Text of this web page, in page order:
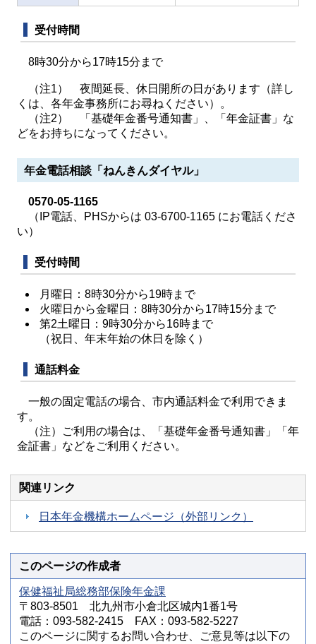
受付時間
8時30分から17時15分まで
（注1） 夜間延長、休日開所の日があります（詳し
くは、各年金事務所にお尋ねください）。
（注2） 「基礎年金番号通知書」、「年金証書」な
どをお持ちになってください。
年金電話相談「ねんきんダイヤル」
0570-05-1165
（IP電話、PHSからは 03-6700-1165 にお電話くださ
い）
受付時間
月曜日：8時30分から19時まで
火曜日から金曜日：8時30分から17時15分まで
第2土曜日：9時30分から16時まで
（祝日、年末年始の休日を除く）
通話料金
一般の固定電話の場合、市内通話料金で利用できま
す。
（注）ご利用の場合は、「基礎年金番号通知書」「年
金証書」などをご利用ください。
関連リンク
日本年金機構ホームページ（外部リンク）
このページの作成者
保健福祉局総務部保険年金課
〒803-8501 北九州市小倉北区城内1番1号
電話：093-582-2415 FAX：093-582-5227
このページに関するお問い合わせ、ご意見等は以下の